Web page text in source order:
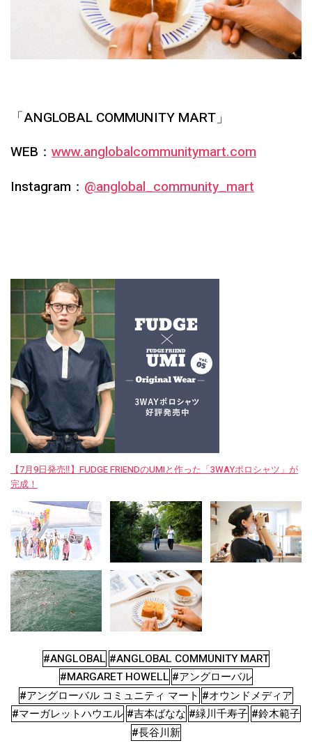
「ANGLOBAL COMMUNITY MART」
WEB： www.anglobalcommunitymart.com
Instagram： @anglobal_community_mart
【7月9日発売‼︎】FUDGE FRIENDのUMIと作った「3WAYポロシャツ」が
完成！
#ANGLOBAL #ANGLOBAL COMMUNITY MART
#MARGARET HOWELL #アングローバル
#アングローバル コミュニティ マート #オウンドメディア
#マーガレットハウエル #吉本ばなな #緑川千寿子 #鈴木範子
#長谷川新